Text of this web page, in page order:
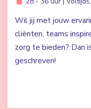
Wil jij met jouw
cliënten, teams
zorg te bieden? Dan
geschreven!